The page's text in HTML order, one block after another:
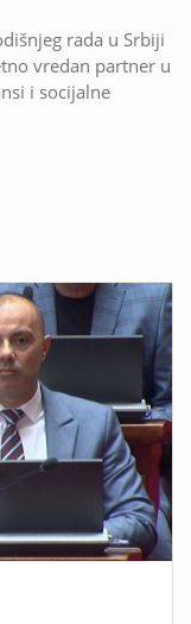
rada u Srbiji
vredan partner u
i socijalne